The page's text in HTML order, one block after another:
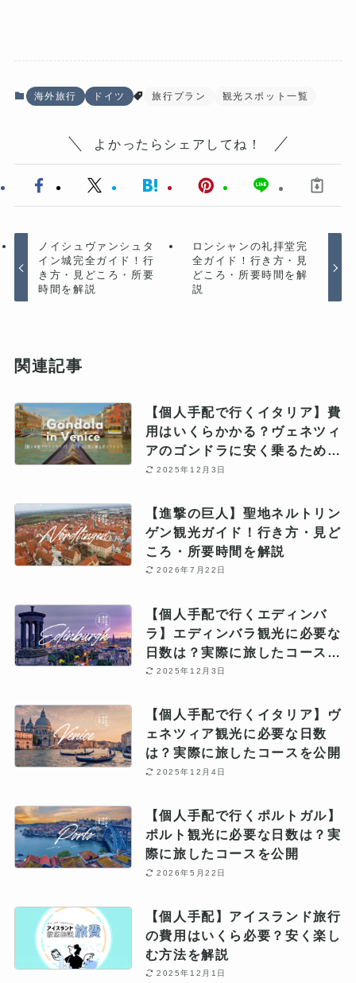
海外旅行 ドイツ 旅行プラン 観光スポット一覧
よかったらシェアしてね！
ノイシュヴァンシュタ
イン城完全ガイド！行
き方・見どころ・所要
時間を解説
ロンシャンの礼拝堂完
全ガイド！行き方・見
どころ・所要時間を解
説
関連記事
【個人手配で行くイタリア】費
用はいくらかかる？ヴェネツィ
アのゴンドラに安く乗るための
3つのポイント
2025年12月3日
【進撃の巨人】聖地ネルトリン
ゲン観光ガイド！行き方・見ど
ころ・所要時間を解説
2026年7月22日
【個人手配で行くエディンバ
ラ】エディンバラ観光に必要な
日数は？実際に旅したコースを
公開
2025年12月3日
【個人手配で行くイタリア】ヴ
ェネツィア観光に必要な日数
は？実際に旅したコースを公開
2025年12月4日
【個人手配で行くポルトガル】
ポルト観光に必要な日数は？実
際に旅したコースを公開
2026年5月22日
【個人手配】アイスランド旅行
の費用はいくら必要？安く楽し
む方法を解説
2025年12月1日